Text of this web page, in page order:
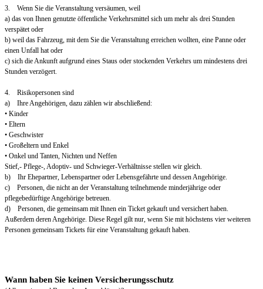
3. Wenn Sie die Veranstaltung versäumen, weil
a) das von Ihnen genutzte öffentliche Verkehrsmittel sich um mehr als drei Stunden
verspätet oder
b) weil das Fahrzeug, mit dem Sie die Veranstaltung erreichen wollten, eine Panne oder
einen Unfall hat oder
c) sich die Ankunft aufgrund eines Staus oder stockenden Verkehrs um mindestens drei
Stunden verzögert.
4. Risikopersonen sind
a) Ihre Angehörigen, dazu zählen wir abschließend:
• Kinder
• Eltern
• Geschwister
• Großeltern und Enkel
• Onkel und Tanten, Nichten und Neffen
Stief,- Pflege-, Adoptiv- und Schwieger-Verhältnisse stellen wir gleich.
b) Ihr Ehepartner, Lebenspartner oder Lebensgefährte und dessen Angehörige.
c) Personen, die nicht an der Veranstaltung teilnehmende minderjährige oder
pflegebedürftige Angehörige betreuen.
d) Personen, die gemeinsam mit Ihnen ein Ticket gekauft und versichert haben.
Außerdem deren Angehörige. Diese Regel gilt nur, wenn Sie mit höchstens vier weiteren
Personen gemeinsam Tickets für eine Veranstaltung gekauft haben.
Wann haben Sie keinen Versicherungsschutz